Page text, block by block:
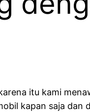
itu kami
kapan saja dan